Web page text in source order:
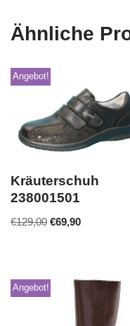
Ähnliche
Angebot!
Kräuterschuh
238001501
€129,00 €69,90
Angebot!